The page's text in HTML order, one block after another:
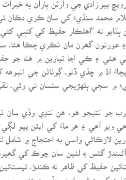
محمد سنڌيءَ کي ساڻ ڪري دڪان تي
ٻڌايو ته “اهلڪار حفيظ کي کنڀي
۽ عورتون گھرن مان نڪري چڪا هئا.
هئي ۽ ڪي اڃا تيارين ۾ هئا جو
اڌ ۾ ڇڏي ڏنو. ڳوٺاڻن جي انبوهه
۾ سڄي ٻلهڙيجي سنسان ٿي وئي.
جو نتيجو هو. هن ننڍي وڏي
ويو آهي ۽ هر ماءُ کي ايئن پيو
لاڙڪاڻي واسي به احتجاج ۾ شامل
آڻيندڙ گئس ۽ لٺين سان چوڪ کي
حفيظ کي ظاهر نه ڪندؤ،
کي هيڻو ڪري ڇڏيو ۽ هنن